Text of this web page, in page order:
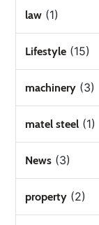
law (1)
Lifestyle (15)
machinery (3)
matel steel (1)
News (3)
property (2)